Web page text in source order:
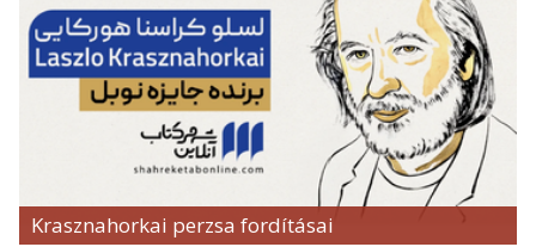
Krasznahorkai perzsa fordításai